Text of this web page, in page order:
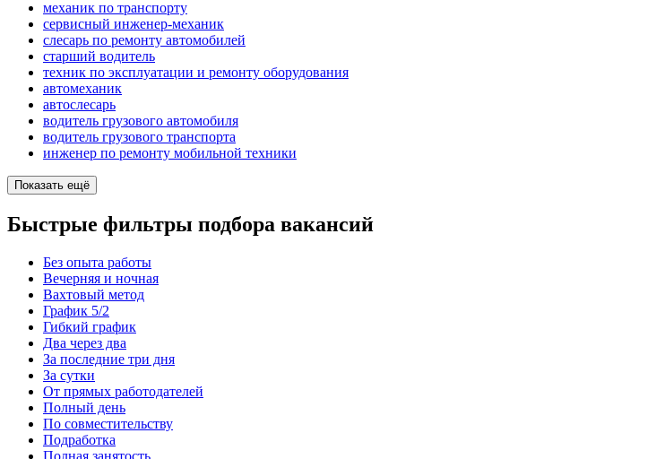
механик по транспорту
сервисный инженер-механик
слесарь по ремонту автомобилей
старший водитель
техник по эксплуатации и ремонту оборудования
автомеханик
автослесарь
водитель грузового автомобиля
водитель грузового транспорта
инженер по ремонту мобильной техники
Показать ещё
Быстрые фильтры подбора вакансий
Без опыта работы
Вечерняя и ночная
Вахтовый метод
График 5/2
Гибкий график
Два через два
За последние три дня
За сутки
От прямых работодателей
Полный день
По совместительству
Подработка
Полная занятость